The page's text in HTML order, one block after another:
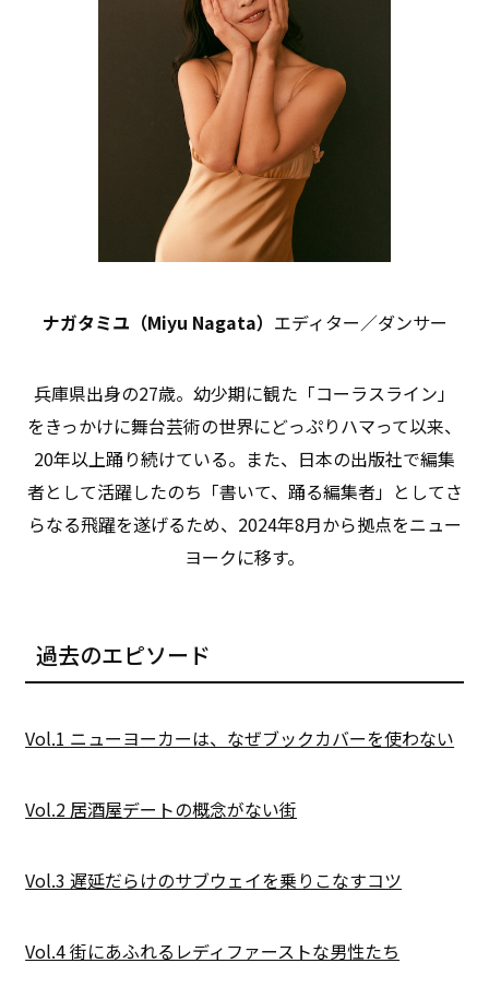
ナガタミユ（Miyu Nagata） エディター／ダンサー
兵庫県出身の27歳。幼少期に観た「コーラスライン」
をきっかけに舞台芸術の世界にどっぷりハマって以来、
20年以上踊り続けている。また、日本の出版社で編集
者として活躍したのち「書いて、踊る編集者」としてさ
らなる飛躍を遂げるため、2024年8月から拠点をニュー
ヨークに移す。
過去のエピソード
Vol.1 ニューヨーカーは、なぜブックカバーを使わない
Vol.2 居酒屋デートの概念がない街
Vol.3 遅延だらけのサブウェイを乗りこなすコツ
Vol.4 街にあふれるレディファーストな男性たち